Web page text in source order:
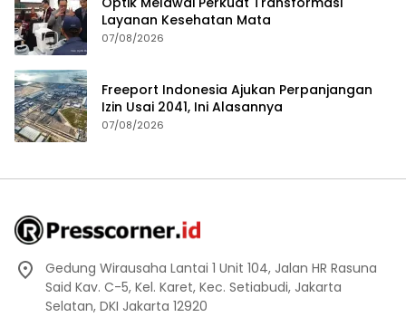
Layanan Kesehatan Mata
07/08/2026
Freeport Indonesia Ajukan Perpanjangan
Izin Usai 2041, Ini Alasannya
07/08/2026
Gedung Wirausaha Lantai 1 Unit 104, Jalan HR Rasuna
Said Kav. C-5, Kel. Karet, Kec. Setiabudi, Jakarta
Selatan, DKI Jakarta 12920